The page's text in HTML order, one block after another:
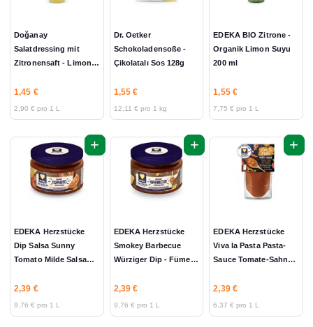
Doğanay
Salatdressing mit
Zitronensaft - Limon
1,45 €
2,90 € pro 1 L
Dr. Oetker
Schokoladensoße -
Çikolatalı Sos 128g
1,55 €
12,11 € pro 1 kg
EDEKA BIO Zitrone -
Organik Limon Suyu
200 ml
1,55 €
7,75 € pro 1 L
+
EDEKA Herzstücke
Dip Salsa Sunny
Tomato Milde Salsa
2,39 €
9,76 € pro 1 L
+
EDEKA Herzstücke
Smokey Barbecue
Würziger Dip - Füme
245ml
2,39 €
9,76 € pro 1 L
+
EDEKA Herzstücke
Viva la Pasta Pasta-
Sauce Tomate-Sahne
Kremalı Biberli
Makarna Sosu
375ml/400g
2,39 €
6,37 € pro 1 L